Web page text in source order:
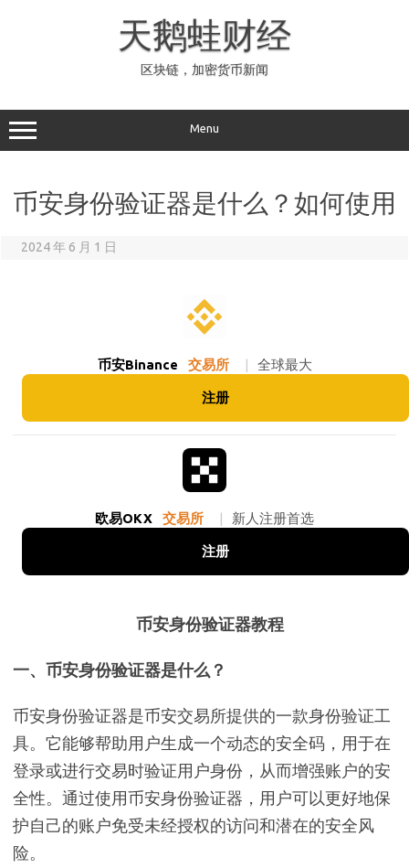
天鹅蛙财经
区块链，加密货币新闻
Menu
币安身份验证器是什么？如何使用
2024 年 6 月 1 日
币安Binance 交易所 | 全球最大
注册
欧易OKX 交易所 | 新人注册首选
注册
币安身份验证器教程
一、币安身份验证器是什么？
币安身份验证器是币安交易所提供的一款身份验证工
具。它能够帮助用户生成一个动态的安全码，用于在
登录或进行交易时验证用户身份，从而增强账户的安
全性。通过使用币安身份验证器，用户可以更好地保
护自己的账户免受未经授权的访问和潜在的安全风
险。